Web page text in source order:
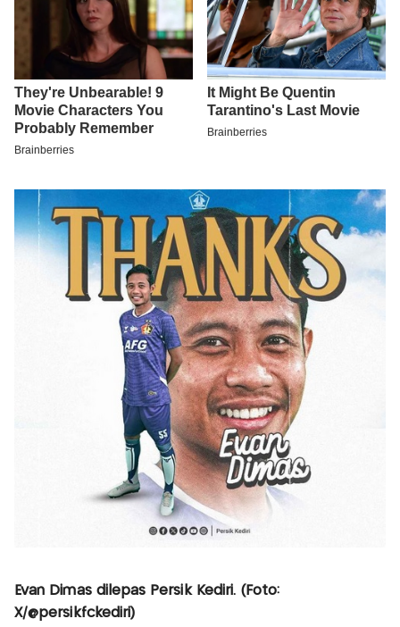
Evan Dimas dilepas Persik Kediri. (Foto:
X/@persikfckediri)